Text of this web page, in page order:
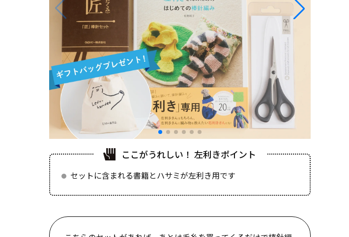
ここがうれしい！ 左利きポイント
セットに含まれる書籍とハサミが左利き用です